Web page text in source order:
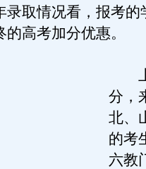
录取情况看，报考的
高考加分优惠。
上
分，
北、
的考
六教